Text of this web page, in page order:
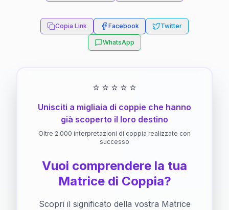
Copia Link Facebook Twitter
WhatsApp
⭐ ⭐ ⭐ ⭐ ⭐
Unisciti a migliaia di coppie che hanno
già scoperto il loro destino
Oltre 2.000 interpretazioni di coppia realizzate con
successo
Vuoi comprendere la tua
Matrice di Coppia?
Scopri il significato della vostra Matrice